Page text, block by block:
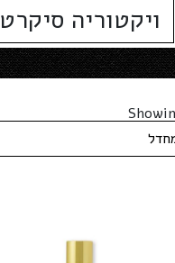
ויקטוריה סיקרט